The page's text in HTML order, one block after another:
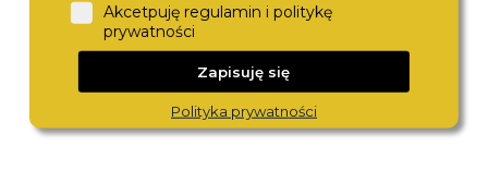
MICHAEL KORS
1 180,-
MICHAEL KORS
1 380,-
Akcetpuję regulamin i politykę
prywatności
Zapisuję się
Polityka prywatności